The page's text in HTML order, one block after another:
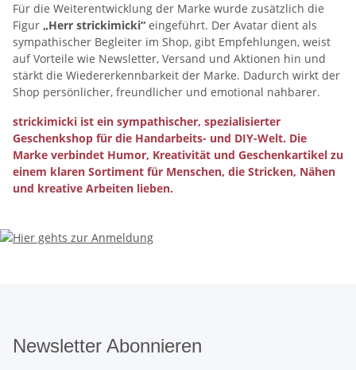
Für die Weiterentwicklung der Marke wurde zusätzlich die
Figur „Herr strickimicki“ eingeführt. Der Avatar dient als
sympathischer Begleiter im Shop, gibt Empfehlungen, weist
auf Vorteile wie Newsletter, Versand und Aktionen hin und
stärkt die Wiedererkennbarkeit der Marke. Dadurch wirkt der
Shop persönlicher, freundlicher und emotional nahbarer.
strickimicki ist ein sympathischer, spezialisierter
Geschenkshop für die Handarbeits- und DIY-Welt. Die
Marke verbindet Humor, Kreativität und Geschenkartikel zu
einem klaren Sortiment für Menschen, die Stricken, Nähen
und kreative Arbeiten lieben.
Newsletter Abonnieren